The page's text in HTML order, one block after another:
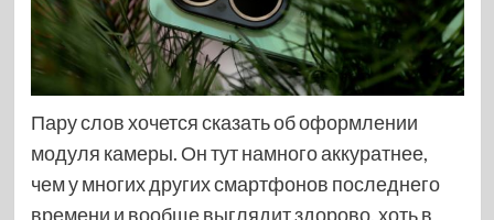
Пару слов хочется сказать об оформлении
модуля камеры. Он тут намного аккуратнее,
чем у многих других смартфонов последнего
времени и вообще выглядит здорово, хоть в